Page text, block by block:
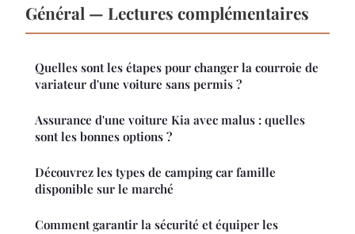
Général — Lectures complémentaires
Quelles sont les étapes pour changer la courroie de
variateur d'une voiture sans permis ?
Assurance d'une voiture Kia avec malus : quelles
sont les bonnes options ?
Découvrez les types de camping car famille
disponible sur le marché
Comment garantir la sécurité et équiper les